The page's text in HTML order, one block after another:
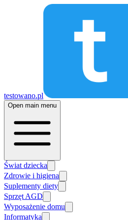
testowano.pl
Open main menu
Świat dziecka
Zdrowie i higiena
Suplementy diety
Sprzęt AGD
Wyposażenie domu
Informatyka